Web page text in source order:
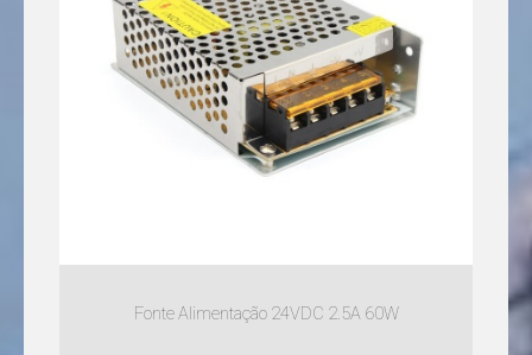
Fonte Alimentação 24VDC 2.5A 60W